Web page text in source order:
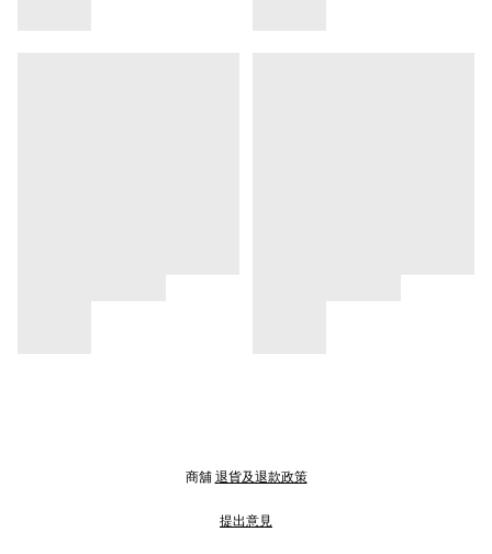
商舖 退貨及退款政策
提出意見